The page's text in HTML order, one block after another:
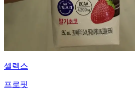
셀렉스
프로핏